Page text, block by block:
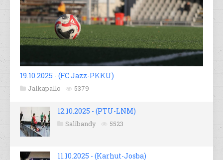
19.10.2025 - (FC Jazz-PKKU)
Jalkapallo 5379
12.10.2025 - (PTU-LNM)
Salibandy 5523
11.10.2025 - (Karhut-Josba)